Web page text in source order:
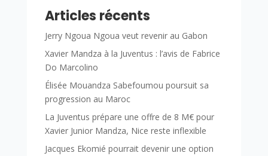
Articles récents
Jerry Ngoua Ngoua veut revenir au Gabon
Xavier Mandza à la Juventus : l’avis de Fabrice
Do Marcolino
Élisée Mouandza Sabefoumou poursuit sa
progression au Maroc
La Juventus prépare une offre de 8 M€ pour
Xavier Junior Mandza, Nice reste inflexible
Jacques Ekomié pourrait devenir une option